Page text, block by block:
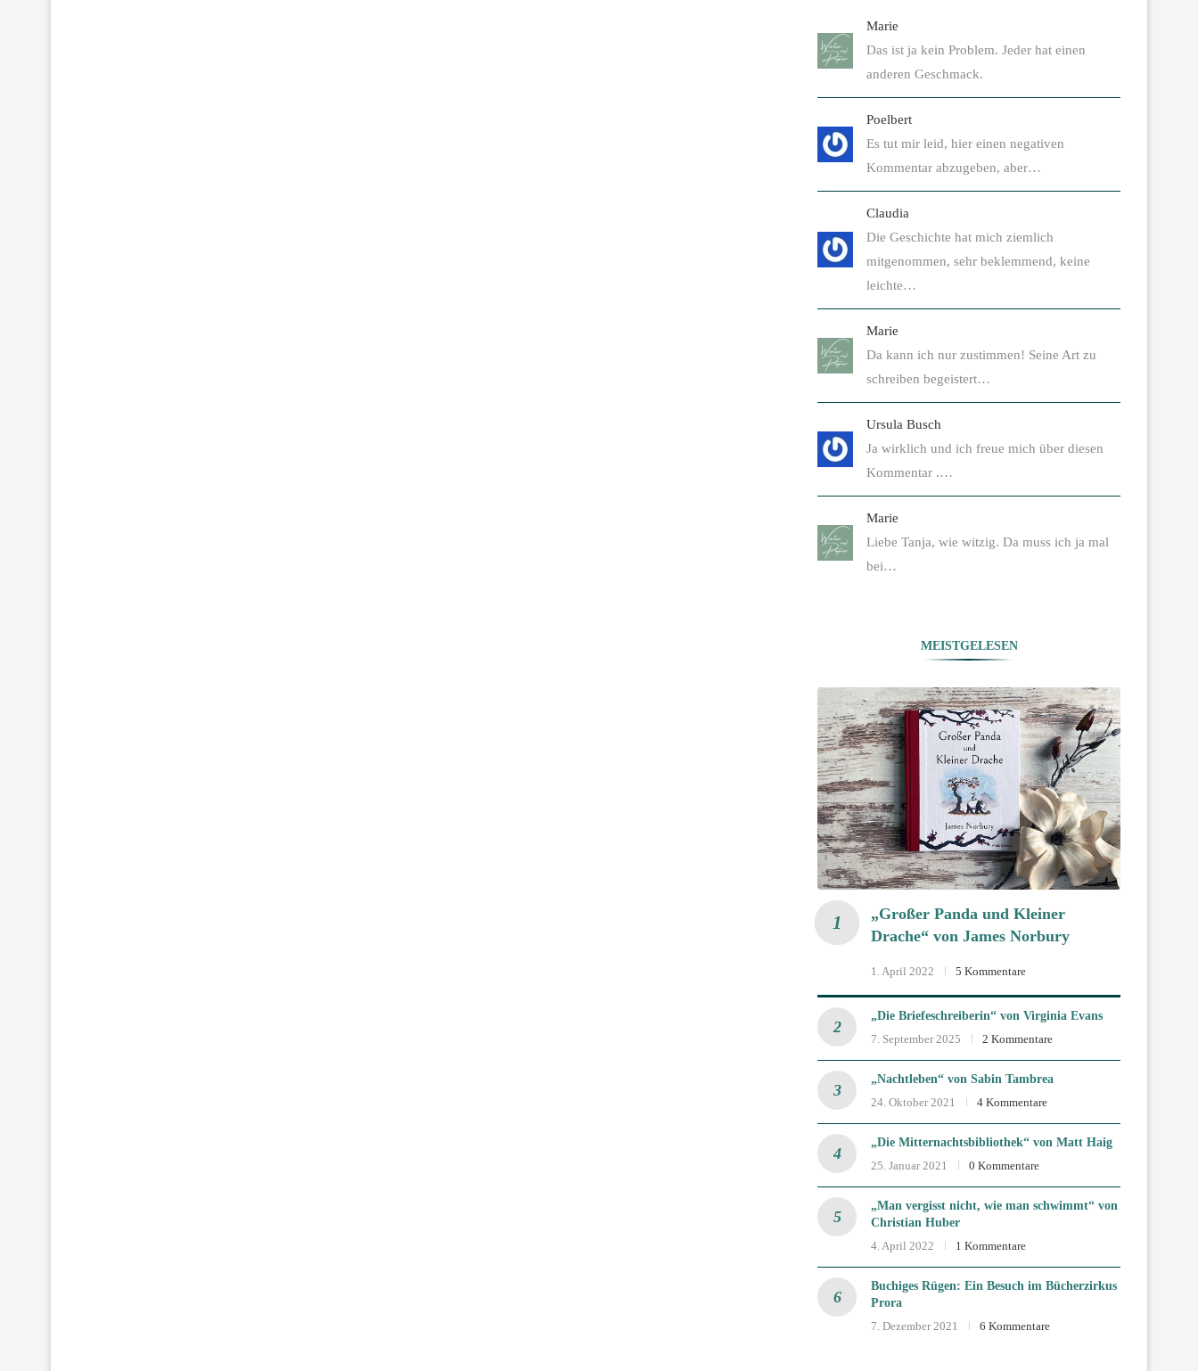
Marie
Das ist ja kein Problem. Jeder hat einen
anderen Geschmack.
Poelbert
Es tut mir leid, hier einen negativen
Kommentar abzugeben, aber…
Claudia
Die Geschichte hat mich ziemlich
mitgenommen, sehr beklemmend, keine
leichte…
Marie
Da kann ich nur zustimmen! Seine Art zu
schreiben begeistert…
Ursula Busch
Ja wirklich und ich freue mich über diesen
Kommentar .…
Marie
Liebe Tanja, wie witzig. Da muss ich ja mal
bei…
MEISTGELESEN
„Großer Panda und Kleiner
Drache“ von James Norbury
1. April 2022 5 Kommentare
„Die Briefeschreiberin“ von Virginia Evans
7. September 2025
2 Kommentare
„Nachtleben“ von Sabin Tambrea
24. Oktober 2021
4 Kommentare
„Die Mitternachtsbibliothek“ von Matt Haig
25. Januar 2021
0 Kommentare
„Man vergisst nicht, wie man schwimmt“ von
Christian Huber
4. April 2022
1 Kommentare
Buchiges Rügen: Ein Besuch im Bücherzirkus
Prora
7. Dezember 2021
6 Kommentare